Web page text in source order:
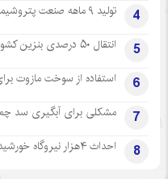
4 تولید ۹ ماهه صنعت پتروشیمی با ۷ درصد رشد به ۵۳ میلیون تن رسید
5 انتقال ۵۰ درصدی بنزین کشور از منطقه خلیج فارس
6 استفاده از سوخت مازوت
7 مشکلی برای آبگیری سد چم
8 احداث ۴هزار نیروگاه خورشیدی همزمان با سفر رئیس جمهور به یزد